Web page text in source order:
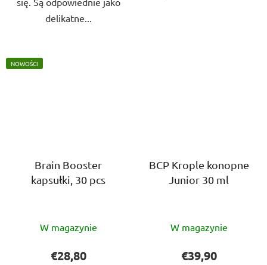
delikatne...
NOWOŚCI
Brain Booster
kapsułki, 30 pcs
ocena
produktu
W magazynie
€28,80
BCP Krople konopne
Junior 30 ml
ocena
produktu
W magazynie
€39,90